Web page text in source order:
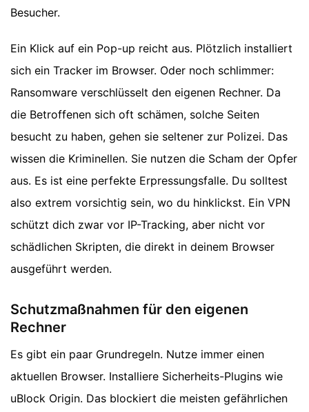
Besucher.
Ein Klick auf ein Pop-up reicht aus. Plötzlich installiert
sich ein Tracker im Browser. Oder noch schlimmer:
Ransomware verschlüsselt den eigenen Rechner. Da
die Betroffenen sich oft schämen, solche Seiten
besucht zu haben, gehen sie seltener zur Polizei. Das
wissen die Kriminellen. Sie nutzen die Scham der Opfer
aus. Es ist eine perfekte Erpressungsfalle. Du solltest
also extrem vorsichtig sein, wo du hinklickst. Ein VPN
schützt dich zwar vor IP-Tracking, aber nicht vor
schädlichen Skripten, die direkt in deinem Browser
ausgeführt werden.
Schutzmaßnahmen für den eigenen
Rechner
Es gibt ein paar Grundregeln. Nutze immer einen
aktuellen Browser. Installiere Sicherheits-Plugins wie
uBlock Origin. Das blockiert die meisten gefährlichen